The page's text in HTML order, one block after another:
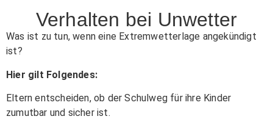
Verhalten bei Unwetter
Was ist zu tun, wenn eine Extremwetterlage angekündigt
ist?
Hier gilt Folgendes:
Eltern entscheiden, ob der Schulweg für ihre Kinder
zumutbar und sicher ist.